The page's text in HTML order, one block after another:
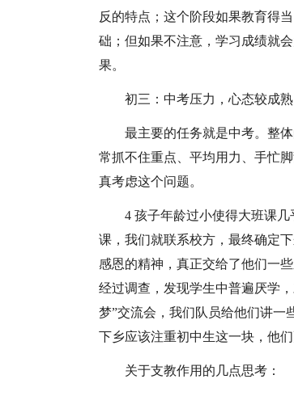
反的特点；这个阶段如果教育得
础；但如果不注意，学习成绩就
果。
初三：中考压力，心态较成熟
最主要的任务就是中考。整
常抓不住重点、平均用力、手忙
真考虑这个问题。
4 孩子年龄过小使得大班课
课，我们就联系校方，最终确定
感恩的精神，真正交给了他们一
经过调查，发现学生中普遍厌学
梦”交流会，我们队员给他们讲一
下乡应该注重初中生这一块，他
关于支教作用的几点思考：